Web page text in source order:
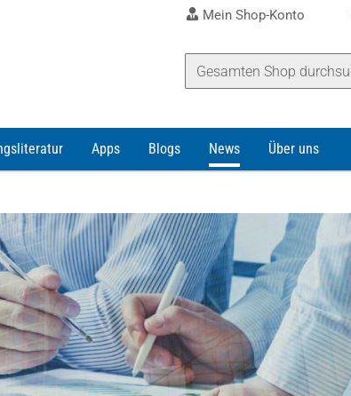
Mein Shop-Konto
Apps Blogs News Über uns